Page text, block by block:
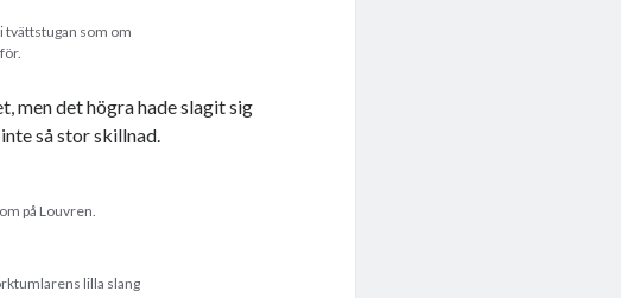
tvättstugan som om
men det högra hade slagit sig
så stor skillnad.
på Louvren.
lilla slang